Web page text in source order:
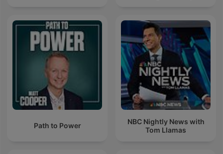
Path to Power
NBC Nightly News with
Tom Llamas